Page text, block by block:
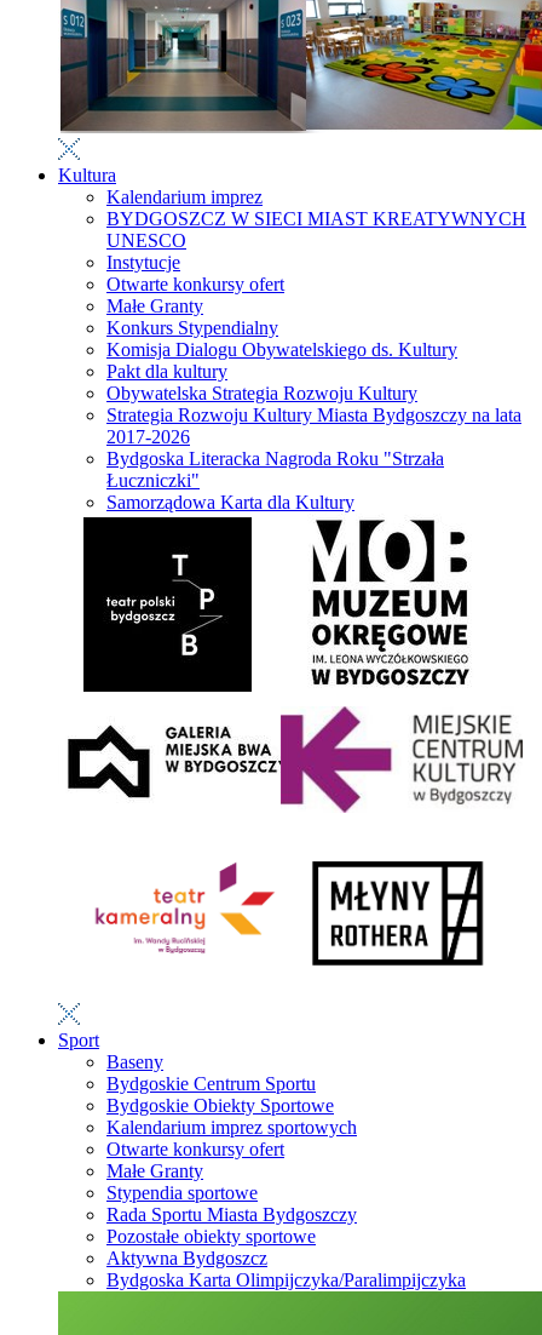
Kultura
Kalendarium imprez
BYDGOSZCZ W SIECI MIAST KREATYWNYCH
UNESCO
Instytucje
Otwarte konkursy ofert
Małe Granty
Konkurs Stypendialny
Komisja Dialogu Obywatelskiego ds. Kultury
Pakt dla kultury
Obywatelska Strategia Rozwoju Kultury
Strategia Rozwoju Kultury Miasta Bydgoszczy na lata
2017-2026
Bydgoska Literacka Nagroda Roku "Strzała
Łuczniczki"
Samorządowa Karta dla Kultury
Sport
Baseny
Bydgoskie Centrum Sportu
Bydgoskie Obiekty Sportowe
Kalendarium imprez sportowych
Otwarte konkursy ofert
Małe Granty
Stypendia sportowe
Rada Sportu Miasta Bydgoszczy
Pozostałe obiekty sportowe
Aktywna Bydgoszcz
Bydgoska Karta Olimpijczyka/Paralimpijczyka